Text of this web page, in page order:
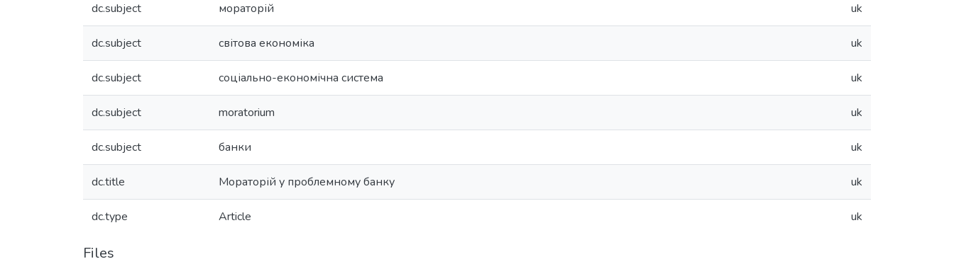
dc.subject мораторій uk
dc.subject світова економіка uk
dc.subject соціально-економічна система uk
dc.subject moratorium uk
dc.subject банки uk
dc.title Мораторій у проблемному банку uk
dc.type Article uk
Files